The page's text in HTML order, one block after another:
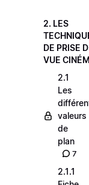
2. LES
DE PRISE
VUE
2.1
Les
valeurs
de
plan
7
2.1.1